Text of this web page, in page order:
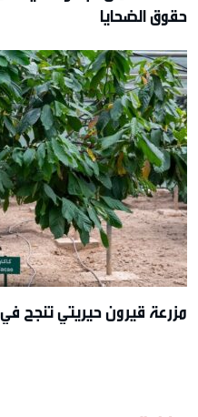
حقوق الضحايا
مزرعة قيرون حيريتي تنجح